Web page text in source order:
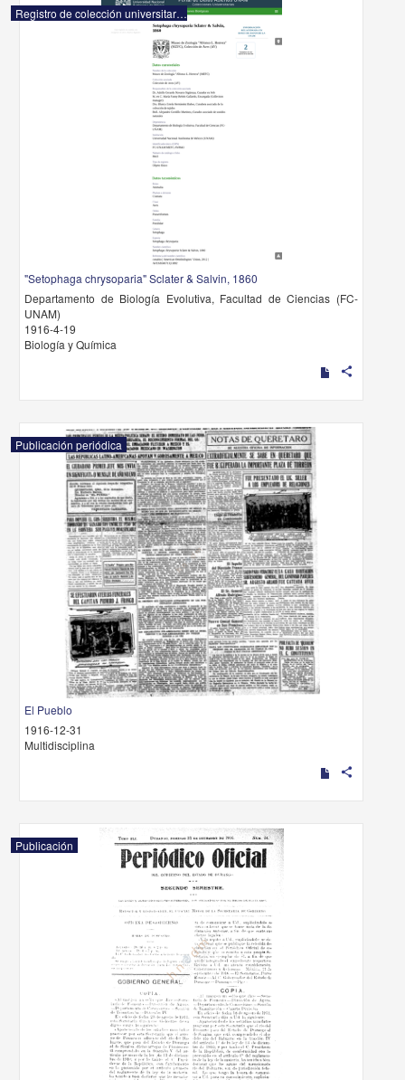
Registro de colección universitaria
"Setophaga chrysoparia" Sclater & Salvin, 1860
Departamento de Biología Evolutiva, Facultad de Ciencias (FC-
UNAM)
1916-4-19
Biología y Química
share
Publicación periódica
El Pueblo
1916-12-31
Multidisciplina
share
Publicación